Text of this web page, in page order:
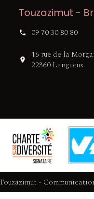
Touzazimut -
09 70 30 80 80
16 rue de la
22360 Langueux
Touzazimut -